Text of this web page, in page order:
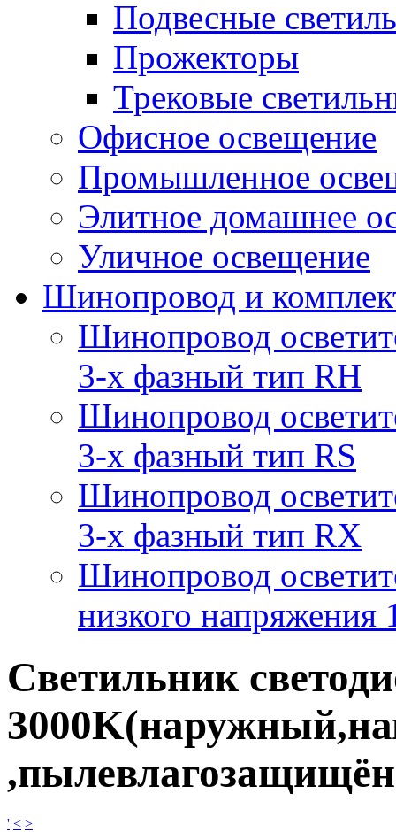
Подвесные
Прожекторы
Трековые
Офисное освещение
Промышленное
Элитное домашнее
Уличное освещение
Шинопровод и
Шинопровод
3-х фазный тип RH
Шинопровод
3-х фазный тип RS
Шинопровод
3-х фазный тип RX
Шинопровод
низкого напряжения
Светильник
' < >